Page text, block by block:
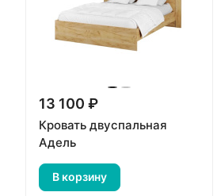
13 100 ₽
Кровать двуспальная
Адель
В корзину